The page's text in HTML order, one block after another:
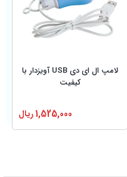
لامپ ال ای دی USB آویزدار با
کیفیت
1,525,000ریال